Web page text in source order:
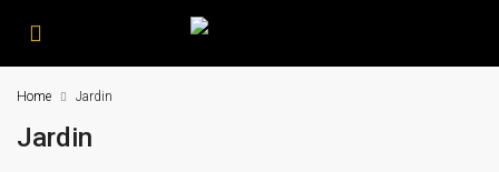
Home Jardin
Jardin